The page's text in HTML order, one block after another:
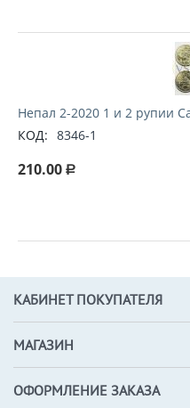
Непал 2-2020 1 и 2 рупии
КОД: 8346-1
210.00 Р
КАБИНЕТ ПОКУПАТЕЛЯ
МАГАЗИН
ОФОРМЛЕНИЕ ЗАКАЗА